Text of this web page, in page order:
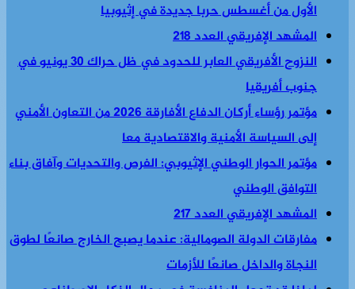
الأول من أغسطس حربا جديدة في إثيوبيا
المشهد الإفريقي العدد 218
النزوح الأفريقي العابر للحدود في ظل حراك 30 يونيو في
جنوب أفريقيا
مؤتمر رؤساء أركان الدفاع الأفارقة 2026 من التعاون الأمني
إلى السياسة الأمنية والاقتصادية معا
مؤتمر الحوار الوطني الإثيوبي: الفرص والتحديات وآفاق بناء
التوافق الوطني
المشهد الإفريقي العدد 217
مفارقات الدولة الصومالية: عندما يصبح الخارج صانعًا لطوق
النجاة والداخل صانعًا للأزمات